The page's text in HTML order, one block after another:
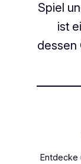
Spiel
ist
dessen
Entdecke